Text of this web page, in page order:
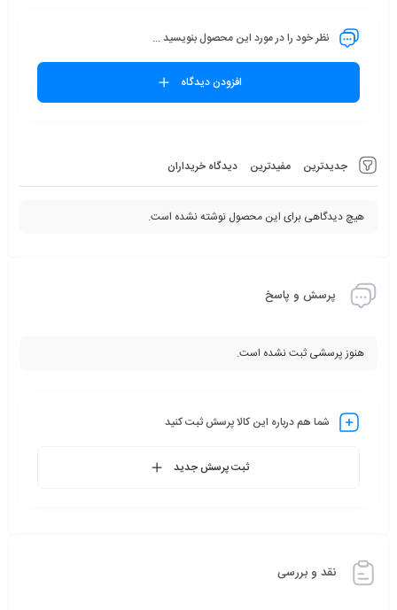
قابلیت کنترل فشار و جریان، آن را برای مصارف خانگی، صنعتی و کشاورزی
مناسب می‌سازد و مصرف برق و استهلاک پمپ را کاهش می‌دهد.
جدیدترین مفیدترین دیدگاه خریداران
هیچ دیدگاهی برای این محصول نوشته نشده است.
نظر خود را در مورد این محصول بنویسید ...
افزودن دیدگاه
پرسش و پاسخ
هنوز پرسشی ثبت نشده است.
شما هم درباره این کالا پرسش ثبت کنید
ثبت پرسش جدید
نقد و بررسی